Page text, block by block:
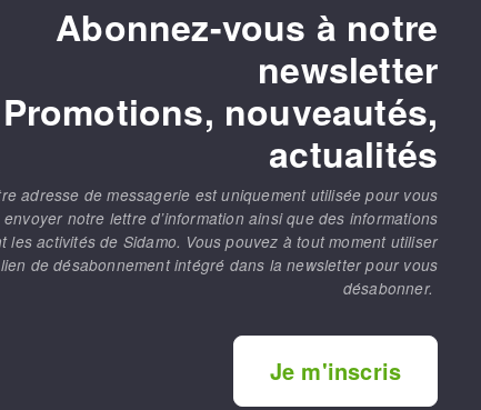
Abonnez-vous à notre
newsletter
Promotions, nouveautés,
actualités
adresse de messagerie est uniquement utilisée pour vous
envoyer notre lettre d’information ainsi que des informations
les activités de Sidamo. Vous pouvez à tout moment utiliser
de désabonnement intégré dans la newsletter pour vous
désabonner.
Je m'inscris